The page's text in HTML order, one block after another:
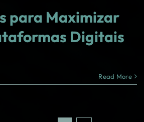
para Maximizar
Digitais
Read More